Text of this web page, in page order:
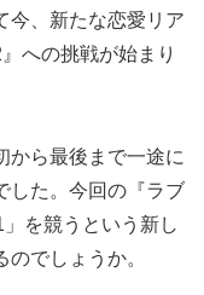
今、新たな恋愛リア
への挑戦が始まり
から最後まで一途に
した。今回の『ラブ
を競うという新し
でしょうか。